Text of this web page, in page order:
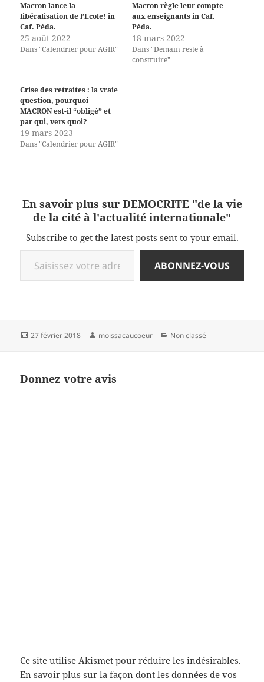
Macron lance la
libéralisation de l’Ecole! in
Caf. Péda.
25 août 2022
Dans "Calendrier pour AGIR"
Macron règle leur compte
aux enseignants in Caf.
Péda.
18 mars 2022
Dans "Demain reste à
construire"
Crise des retraites : la vraie
question, pourquoi
MACRON est-il “obligé” et
par qui, vers quoi?
19 mars 2023
Dans "Calendrier pour AGIR"
En savoir plus sur DEMOCRITE "de la vie
de la cité à l'actualité internationale"
Subscribe to get the latest posts sent to your email.
Saisissez votre adresse e-mail…
ABONNEZ-VOUS
Publié
27 février 2018 Auteur
moissacaucoeur Catégories
Non classé
Donnez votre avis
Ce site utilise Akismet pour réduire les indésirables.
En savoir plus sur la façon dont les données de vos